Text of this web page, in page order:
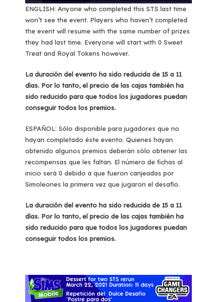
ENGLISH: Anyone who completed this STS last time
won’t see the event. Players who haven’t completed
the event will resume with the same number of prizes
they had last time. Everyone will start with 0 Sweet
Treat and Royal Tokens however.
La duración del evento ha sido reducida de 15 a 11
días. Por lo tanto, el precio de las cajas también ha
sido reducido para que todos los jugadores puedan
conseguir todos los premios.
ESPAÑOL: Sólo disponible para jugadores que no
hayan completado éste evento. Quienes hayan
obtenido algunos premios deberán sólo obtener las
recompensas que les faltan. El número de fichas al
inicio será 0 debido a que fueron canjeadas por
Simoleones la primera vez que jugaron el desafío.
La duración del evento ha sido reducida de 15 a 11
días. Por lo tanto, el precio de las cajas también ha
sido reducido para que todos los jugadores puedan
conseguir todos los premios.